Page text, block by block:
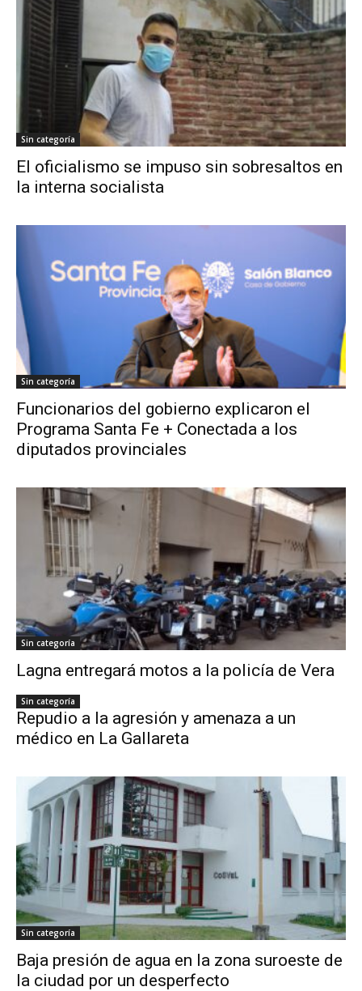
Sin categoría
El oficialismo se impuso sin sobresaltos en
la interna socialista
Sin categoría
Funcionarios del gobierno explicaron el
Programa Santa Fe + Conectada a los
diputados provinciales
Sin categoría
Lagna entregará motos a la policía de Vera
Sin categoría
Repudio a la agresión y amenaza a un
médico en La Gallareta
Sin categoría
Baja presión de agua en la zona suroeste de
la ciudad por un desperfecto